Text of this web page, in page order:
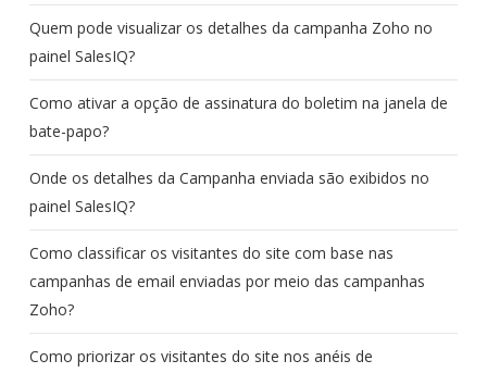
Quem pode visualizar os detalhes da campanha Zoho no
painel SalesIQ?
Como ativar a opção de assinatura do boletim na janela de
bate-papo?
Onde os detalhes da Campanha enviada são exibidos no
painel SalesIQ?
Como classificar os visitantes do site com base nas
campanhas de email enviadas por meio das campanhas
Zoho?
Como priorizar os visitantes do site nos anéis de